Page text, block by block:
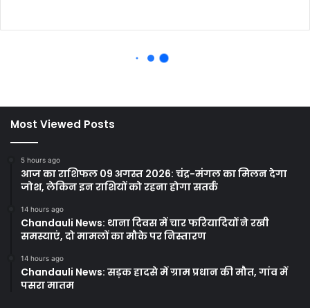
Most Viewed Posts
5 hours ago
आज का राशिफल 09 अगस्त 2026: चंद्र-मंगल का मिलन देगा
जोश, लेकिन इन राशियों को रहना होगा सतर्क
14 hours ago
Chandauli News: थाना दिवस में चार फरियादियों ने रखी
समस्याएं, दो मामलों का मौके पर निस्तारण
14 hours ago
Chandauli News: सड़क हादसे में ग्राम प्रधान की मौत, गांव में
पसरा मातम